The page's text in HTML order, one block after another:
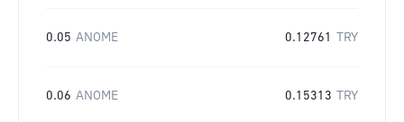
0.05 ANOME 0.12761 TRY
0.06 ANOME 0.15313 TRY